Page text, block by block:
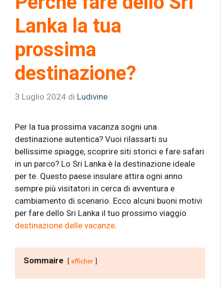
Lanka la tua
prossima
destinazione?
3 Luglio 2024 di Ludivine
Per la tua prossima vacanza sogni una
destinazione autentica? Vuoi rilassarti su
bellissime spiagge, scoprire siti storici e fare safari
in un parco? Lo Sri Lanka è la destinazione ideale
per te. Questo paese insulare attira ogni anno
sempre più visitatori in cerca di avventura e
cambiamento di scenario. Ecco alcuni buoni motivi
per fare dello Sri Lanka il tuo prossimo viaggio
destinazione delle vacanze.
Sommaire afficher